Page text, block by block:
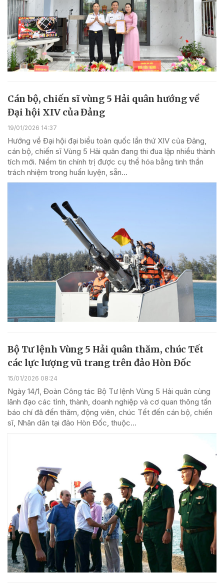
Cán bộ, chiến sĩ vùng 5 Hải quân hướng về
Đại hội XIV của Đảng
19/01/2026 14:37
Hướng về Đại hội đại biểu toàn quốc lần thứ XIV của Đảng,
cán bộ, chiến sĩ Vùng 5 Hải quân đang thi đua lập nhiều thành
tích mới. Niềm tin chính trị được cụ thể hóa bằng tinh thần
trách nhiệm trong huấn luyện, sẵn...
Bộ Tư lệnh Vùng 5 Hải quân thăm, chúc Tết
các lực lượng vũ trang trên đảo Hòn Đốc
15/01/2026 08:24
Ngày 14/1, Đoàn Công tác Bộ Tư lệnh Vùng 5 Hải quân cùng
lãnh đạo các tỉnh, thành, doanh nghiệp và cơ quan thông tấn
báo chí đã đến thăm, động viên, chúc Tết đến cán bộ, chiến
sĩ, Nhân dân tại đảo Hòn Đốc, thuộc...